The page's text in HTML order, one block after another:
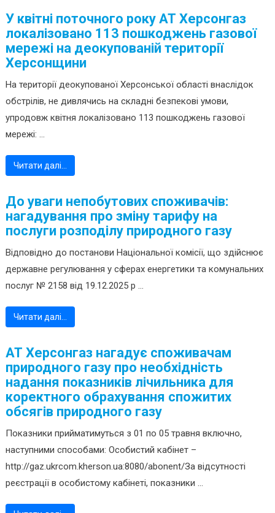
У квітні поточного року АТ Херсонгаз
локалізовано 113 пошкоджень газової
мережі на деокупованій території
Херсонщини
На території деокупованої Херсонської області внаслідок
обстрілів, не дивлячись на складні безпекові умови,
упродовж квітня локалізовано 113 пошкоджень газової
мережі: ...
Читати далі…
До уваги непобутових споживачів:
нагадування про зміну тарифу на
послуги розподілу природного газу
Відповідно до постанови Національної комісії, що здійснює
державне регулювання у сферах енергетики та комунальних
послуг № 2158 від 19.12.2025 р ...
Читати далі…
АТ Херсонгаз нагадує споживачам
природного газу про необхідність
надання показників лічильника для
коректного обрахування спожитих
обсягів природного газу
Показники прийматимуться з 01 по 05 травня включно,
наступними способами: Особистий кабінет –
http://gaz.ukrcom.kherson.ua:8080/abonent/За відсутності
реєстрації в особистому кабінеті, показники ...